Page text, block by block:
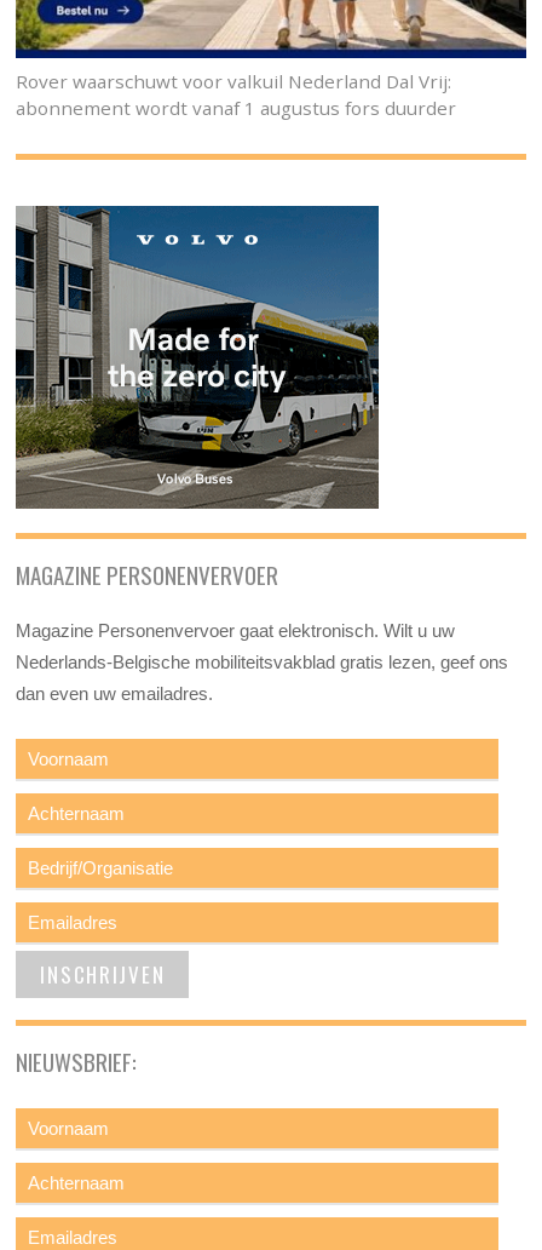
Rover waarschuwt voor valkuil Nederland Dal Vrij:
abonnement wordt vanaf 1 augustus fors duurder
MAGAZINE PERSONENVERVOER
Magazine Personenvervoer gaat elektronisch. Wilt u uw
Nederlands-Belgische mobiliteitsvakblad gratis lezen, geef ons
dan even uw emailadres.
NIEUWSBRIEF: